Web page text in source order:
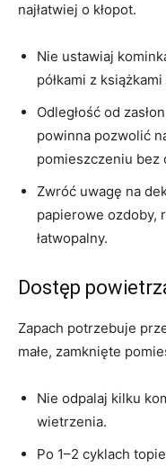
najłatwiej o kłopot.
Nie ustawiaj
półkami z
Odległość od
powinna pozwolić
pomieszczeniu bez
Zwróć uwagę na
papierowe ozdoby,
łatwopalny.
Dostęp
Zapach potrzebuje
małe, zamknięte
Nie odpalaj kilku
wietrzenia.
Po 1–2 cyklach